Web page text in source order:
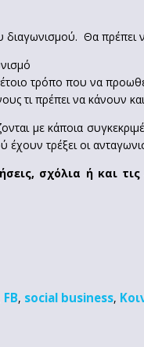
διαγωνισμού. Θα πρέπει
τρόπο που να
τι πρέπει να κάνουν
με κάποια
τρέξει οι
σχόλια ή και
FB, social business,